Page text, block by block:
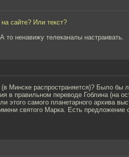
сайте? Или текст?
то ненавижу телеканалы настраивать.
Минске распространяется)? Было бы
в правильном переводе Гоблина (на
этого самого планетарного архива
святого Марка. Есть предложение